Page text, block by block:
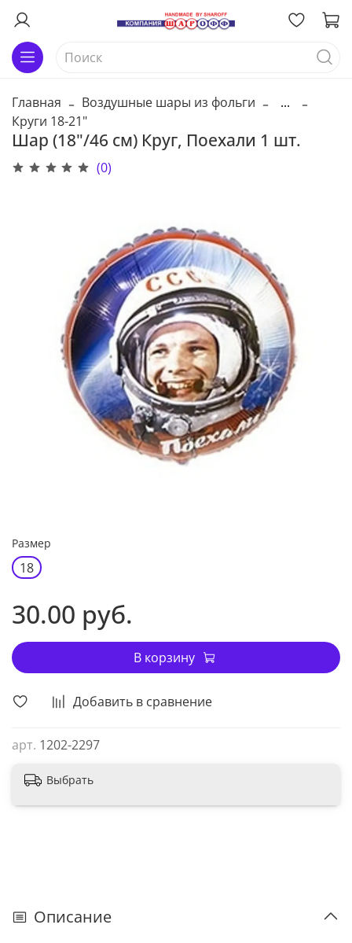
Главная Воздушные шары из фольги
...
Круги 18-21"
Шар (18"/46 см) Круг, Поехали 1 шт.
(0)
Добавить в сравнение
арт. 1202-2297
Размер
18
30.00 руб.
В корзину
Выбрать
Описание